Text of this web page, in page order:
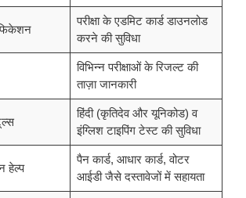
परीक्षा के एडमिट कार्ड डाउनलोड
करने की सुविधा
विभिन्न परीक्षाओं के रिजल्ट की
ताज़ा जानकारी
हिंदी (कृतिदेव और यूनिकोड) व
इंग्लिश टाइपिंग टेस्ट की सुविधा
हेल्प
पैन कार्ड, आधार कार्ड, वोटर
आईडी जैसे दस्तावेजों में सहायता